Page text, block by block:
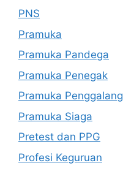
PNS
Pramuka
Pramuka Pandega
Pramuka Penegak
Pramuka Penggalang
Pramuka Siaga
Pretest dan PPG
Profesi Keguruan